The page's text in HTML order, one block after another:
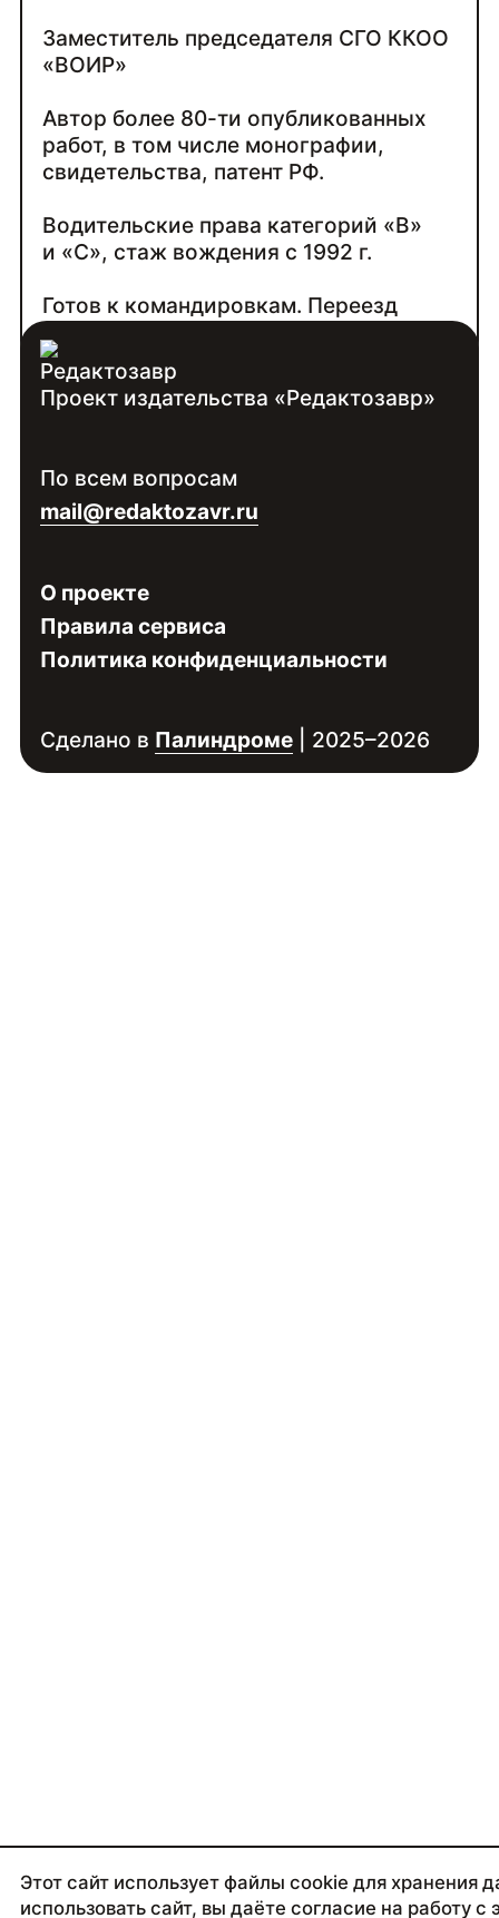
Заместитель председателя СГО ККОО
«ВОИР»
Автор более 80-ти опубликованных
работ, в том числе монографии,
свидетельства, патент РФ.
Водительские права категорий «В»
и «С», стаж вождения с 1992 г.
Готов к командировкам. Переезд
Контакты:
Войдите
специалиста
Проект издательства «Редактозавр»
По всем вопросам
mail@redaktozavr.ru
О проекте
Правила сервиса
Политика конфиденциальности
Сделано в Палиндроме| 2025–2026
Этот сайт использует файлы cookie для хранения
использовать сайт, вы даёте согласие на работу